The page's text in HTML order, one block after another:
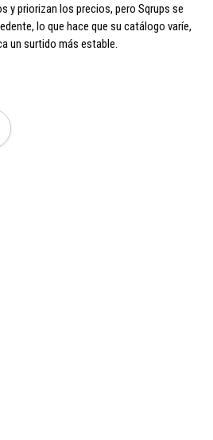
y priorizan los precios, pero Sqrups se
lo que hace que su catálogo varíe,
un surtido más estable.